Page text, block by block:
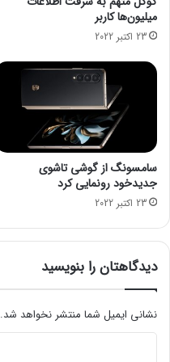
س
ه
+
ی
ر
ت
م
و
ل
ش
+
ف
ل
م
میلیون‌ها کاربر
23 اکتبر 2022
سامسونگ از گوشی تاشوی
جدیدخود رونمایی کرد
23 اکتبر 2022
دیدگاهتان را بنویسید
نشانی ایمیل شما منتشر نخواهد شد.